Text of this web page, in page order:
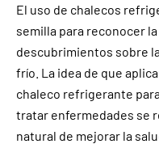
El uso de chalecos
semilla para reconocer
descubrimientos sobre
frío. La idea de que
chaleco refrigerante
tratar enfermedades se
natural de mejorar la